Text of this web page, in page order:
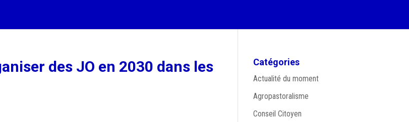
des JO en 2030 dans les
Catégories
Actualité du moment
Agropastoralisme
Conseil Citoyen